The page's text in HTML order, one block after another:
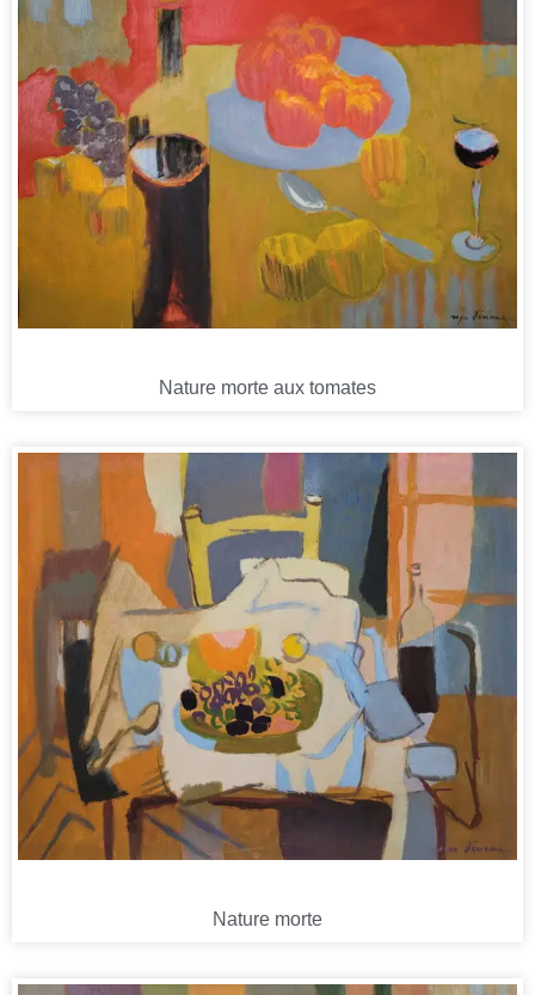
Nature morte aux tomates
Nature morte